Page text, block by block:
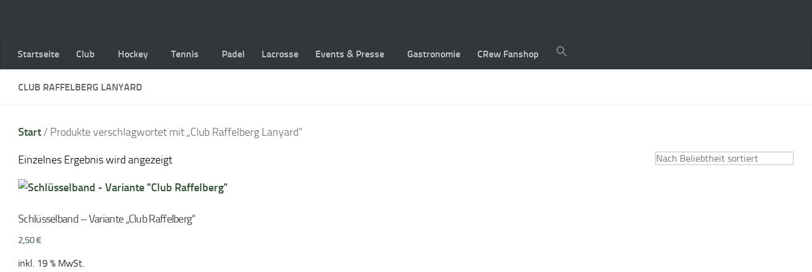
Startseite Club Hockey Tennis Padel Lacrosse Events & Presse Gastronomie CRew Fanshop
CLUB RAFFELBERG LANYARD
Start/ Produkte verschlagwortet mit „Club Raffelberg Lanyard“
Einzelnes Ergebnis wird angezeigt
Schlüsselband – Variante „Club Raffelberg“
2,50€
inkl. 19 % MwSt.